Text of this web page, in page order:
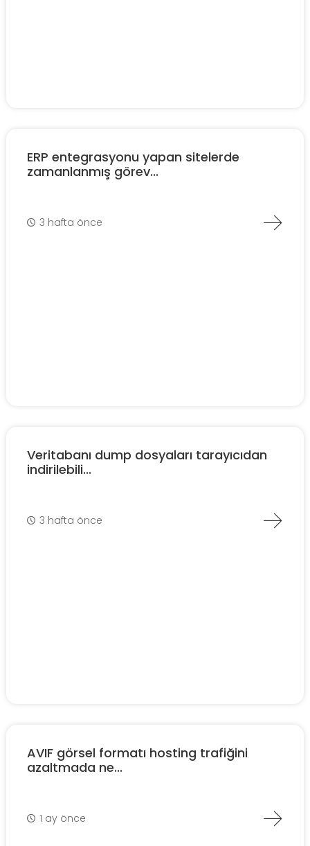
ERP entegrasyonu yapan sitelerde
zamanlanmış görev...
3 hafta önce
Veritabanı dump dosyaları tarayıcıdan
indirilebili...
3 hafta önce
AVIF görsel formatı hosting trafiğini
azaltmada ne...
1 ay önce